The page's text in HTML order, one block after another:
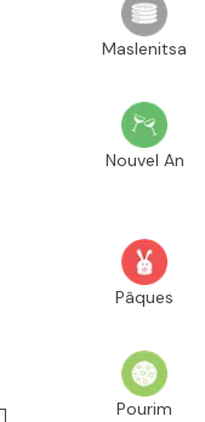
Maslenitsa
Nouvel An
Pâques
Pourim